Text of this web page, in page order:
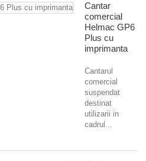
Cantar
comercial
Helmac GP6
Plus cu
imprimanta
Cantarul
comercial
suspendat
destinat
utilizarii in
cadrul...